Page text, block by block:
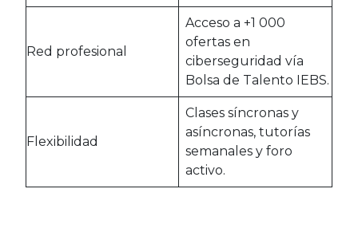
Red profesional
Acceso a +1 000
ofertas en
ciberseguridad vía
Bolsa de Talento IEBS.
Flexibilidad
Clases síncronas y
asíncronas, tutorías
semanales y foro
activo.